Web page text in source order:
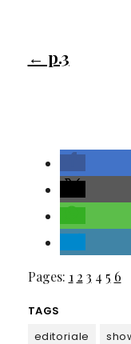
← p.3
Pages: 1 2 3 4 5 6
TAGS
editoriale